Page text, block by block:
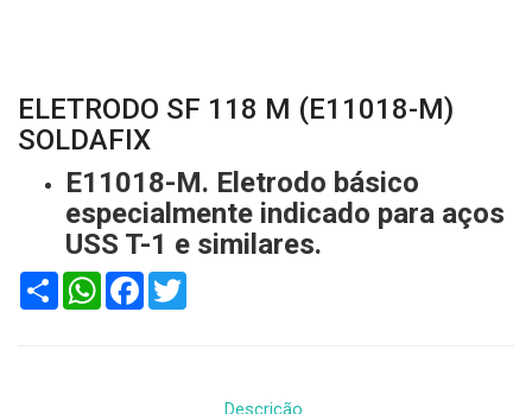
ELETRODO SF 118 M (E11018-M)
SOLDAFIX
E11018-M. Eletrodo básico
especialmente indicado para aços
USS T-1 e similares.
Compartilhar
WhatsAppFacebook
Twitter
Descrição